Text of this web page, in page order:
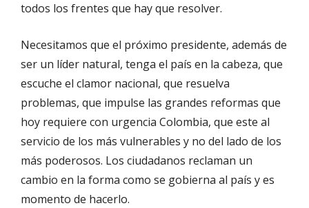
todos los frentes que hay que resolver.
Necesitamos que el próximo presidente, además de
ser un líder natural, tenga el país en la cabeza, que
escuche el clamor nacional, que resuelva
problemas, que impulse las grandes reformas que
hoy requiere con urgencia Colombia, que este al
servicio de los más vulnerables y no del lado de los
más poderosos. Los ciudadanos reclaman un
cambio en la forma como se gobierna al país y es
momento de hacerlo.